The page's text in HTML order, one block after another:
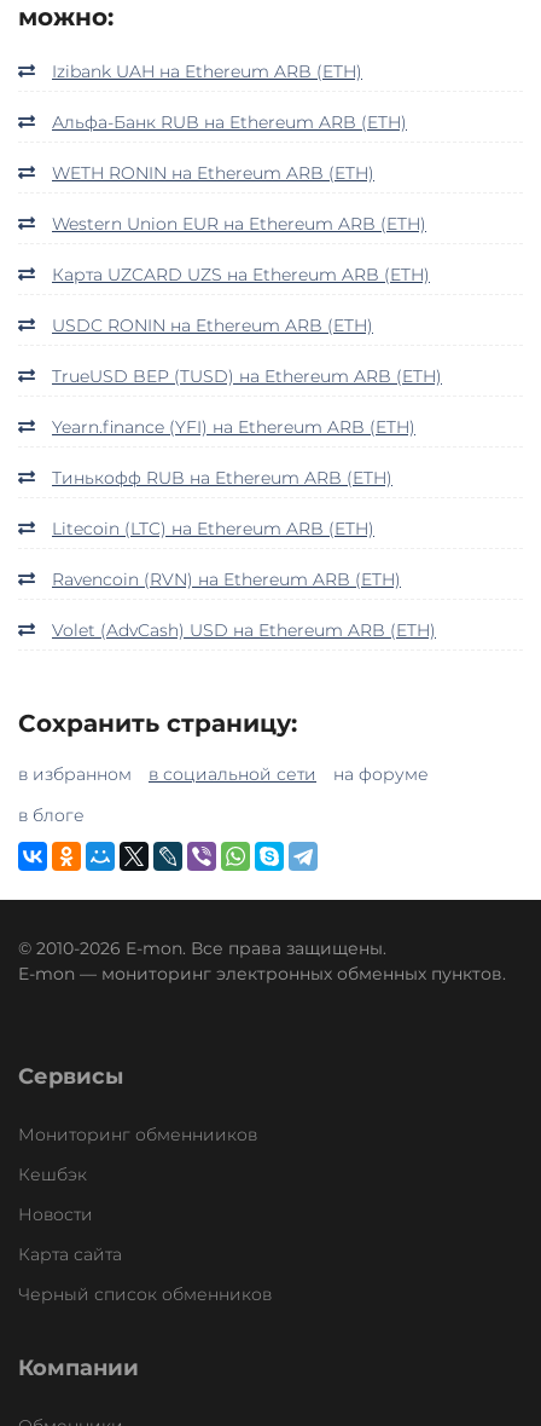
можно:
Izibank UAH на Ethereum ARB (ETH)
Альфа-Банк RUB на Ethereum ARB (ETH)
WETH RONIN на Ethereum ARB (ETH)
Western Union EUR на Ethereum ARB (ETH)
Карта UZCARD UZS на Ethereum ARB (ETH)
USDC RONIN на Ethereum ARB (ETH)
TrueUSD BEP (TUSD) на Ethereum ARB (ETH)
Yearn.finance (YFI) на Ethereum ARB (ETH)
Тинькофф RUB на Ethereum ARB (ETH)
Litecoin (LTC) на Ethereum ARB (ETH)
Ravencoin (RVN) на Ethereum ARB (ETH)
Volet (AdvCash) USD на Ethereum ARB (ETH)
Сохранить страницу:
в избранном в социальной сети
на форуме
в блоге
© 2010-2026 E-mon. Все права защищены.
E-mon — мониторинг электронных обменных пунктов.
Сервисы
Мониторинг обменнииков
Кешбэк
Новости
Карта сайта
Черный список обменников
Компании